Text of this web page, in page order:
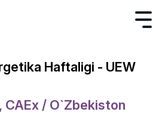
Haftaligi - UEW
CAEx / O`zbekiston